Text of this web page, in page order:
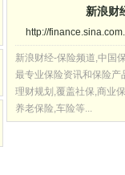
新浪财
http://
新浪财经-保险频道,中国
最专业保险资讯和保险产
理财规划,覆盖社保,商业
养老保险,车险等...